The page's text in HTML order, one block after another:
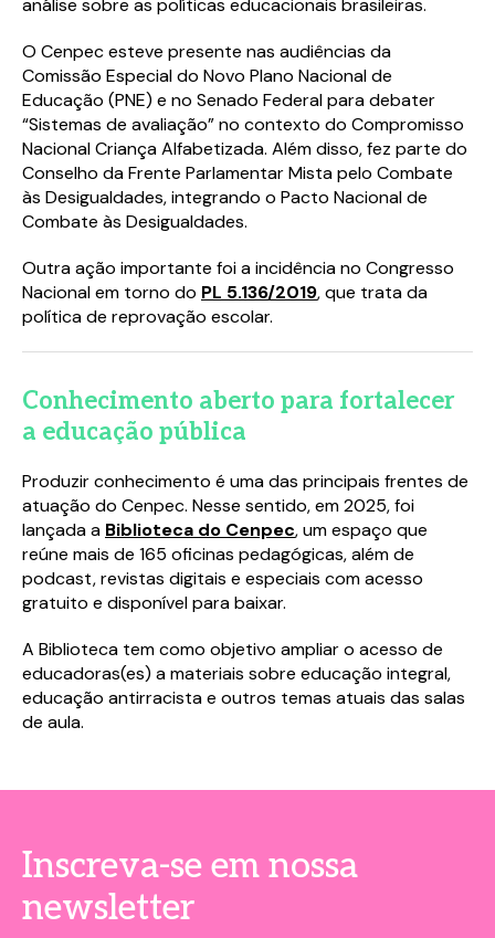
Preencha o formulário abaixo e tenha
Campos com * são obrigatórios.
Eu concordo em receber comunicações e estou
Preencha o formulário abaixo e tenha
Campos com * são obrigatórios.
Eu concordo em receber comunicações e estou
análise sobre as políticas educacionais brasileiras.
O Cenpec esteve presente nas audiências da
Comissão Especial do Novo Plano Nacional de
Educação (PNE) e no Senado Federal para debater
“Sistemas de avaliação” no contexto do Compromisso
Nacional Criança Alfabetizada. Além disso, fez parte do
Conselho da Frente Parlamentar Mista pelo Combate
às Desigualdades, integrando o Pacto Nacional de
Combate às Desigualdades.
Outra ação importante foi a incidência no Congresso
Nacional em torno do PL 5.136/2019, que trata da
política de reprovação escolar.
Conhecimento aberto para fortalecer
a educação pública
Produzir conhecimento é uma das principais frentes de
atuação do Cenpec. Nesse sentido, em 2025, foi
lançada a Biblioteca do Cenpec, um espaço que
reúne mais de 165 oficinas pedagógicas, além de
podcast, revistas digitais e especiais com acesso
gratuito e disponível para baixar.
A Biblioteca tem como objetivo ampliar o acesso de
educadoras(es) a materiais sobre educação integral,
educação antirracista e outros temas atuais das salas
de aula.
Inscreva-se em nossa
newsletter